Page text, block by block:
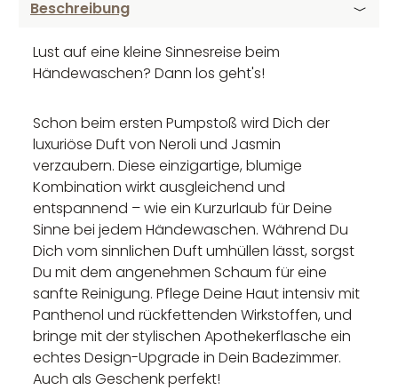
Beschreibung
Lust auf eine kleine Sinnesreise beim
Händewaschen? Dann los geht's!
Schon beim ersten Pumpstoß wird Dich der
luxuriöse Duft von Neroli und Jasmin
verzaubern. Diese einzigartige, blumige
Kombination wirkt ausgleichend und
entspannend – wie ein Kurzurlaub für Deine
Sinne bei jedem Händewaschen. Während Du
Dich vom sinnlichen Duft umhüllen lässt, sorgst
Du mit dem angenehmen Schaum für eine
sanfte Reinigung. Pflege Deine Haut intensiv mit
Panthenol und rückfettenden Wirkstoffen, und
bringe mit der stylischen Apothekerflasche ein
echtes Design-Upgrade in Dein Badezimmer.
Auch als Geschenk perfekt!